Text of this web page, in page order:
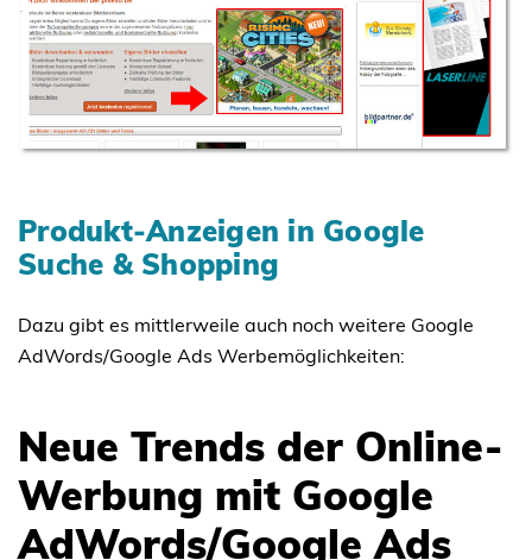
Produkt-Anzeigen in Google
Suche & Shopping
Dazu gibt es mittlerweile auch noch weitere Google
AdWords/Google Ads Werbemöglichkeiten:
Neue Trends der Online-
Werbung mit Google
AdWords/Google Ads